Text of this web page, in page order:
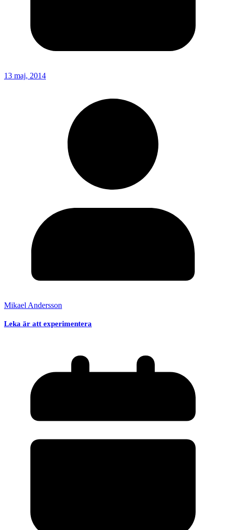
13 maj, 2014
Mikael Andersson
Leka är att experimentera